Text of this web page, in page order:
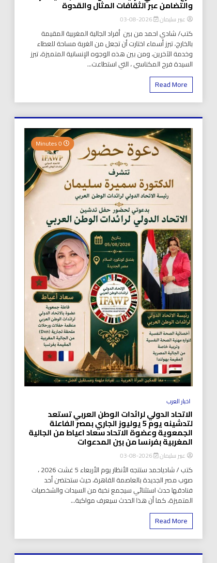
والتضامن عبر الثقافات المثال والقدوة
عبير سليمان 2026-08-03
كتب/ شادي احمد من بين أفراد الجالية المغربية المقيمة
بالخارج، تبرز أسماء اختارت أن تجعل من الغربة مساحة للعطاء
وخدمة الآخرين، ومن بين هذه الوجوه الإنسانية المتميزة، تبرز
السيدة فرح المكناسي ، التي استطاعت...
Read More
اخبار العرب
الاتحاد الدولي لرائدات الوطن العربي تستعد
لتدشينه يوم 5 يوليوز الجاري بمصر الفاعلة
الجمعوية وعضوة الاتحاد سعاد اعياط من الجالية
المغربية بفرنسا من بين المدعوات
عبير سليمان 2026-08-03
كتب / شادياحمد ستتجه الأنظار يوم الأربعاء 5 غشت 2026 ،
صوب مصر الجديدة بالعاصمة القاهرة، حيث ستحتضن أحد
فنادقها حدث استثنائي سيجمع نخبة من السيدات والشخصيات
المتميزة، كما أن هذا الحدث سيعرف مواكبة...
Read More